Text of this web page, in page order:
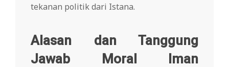
tekanan politik dari Istana.
Alasan dan Tanggung
Jawab Moral Iman